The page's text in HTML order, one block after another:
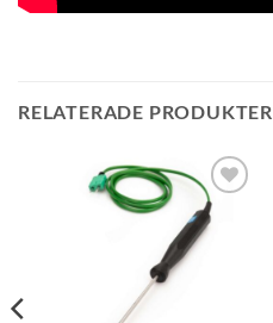
RELATERADE PRODUKTER
Lägg till i
önskelistan